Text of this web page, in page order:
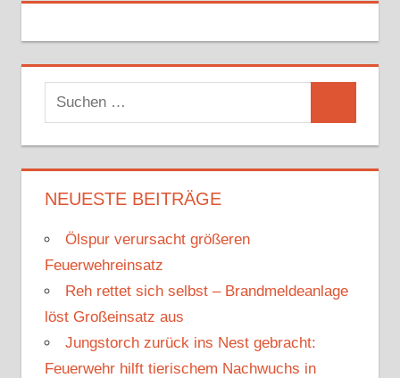
u
c
h
e
a
h
c
NEUESTE BEITRÄGE
Ölspur verursacht größeren
Feuerwehreinsatz
Reh rettet sich selbst – Brandmeldeanlage
löst Großeinsatz aus
Jungstorch zurück ins Nest gebracht:
Feuerwehr hilft tierischem Nachwuchs in